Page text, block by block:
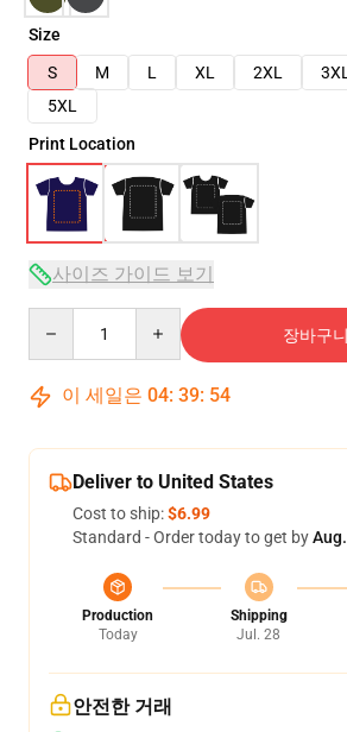
Size
S
M L XL 2XL 3XL
5XL
Print Location
사이즈 가이드 보기
장바구
이 세일은 04: 39: 54
Deliver to United States
Cost to ship:$6.99
Standard - Order today to get by
Production
Today
Shipping
Jul. 28
안전한 거래